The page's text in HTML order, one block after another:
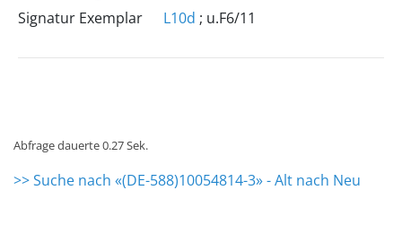
Signatur Exemplar
L10d ; u.F6/11
Abfrage dauerte 0.27 Sek.
>> Suche nach «(DE-588)10054814-3» - Alt nach Neu